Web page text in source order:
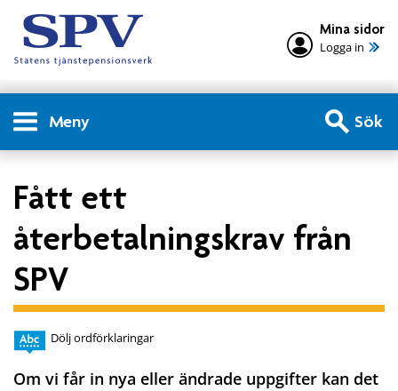
Mina sidor
Logga in
Meny Sök
Fått ett
återbetalningskrav från
SPV
Dölj ordförklaringar
Om vi får in nya eller ändrade uppgifter kan det